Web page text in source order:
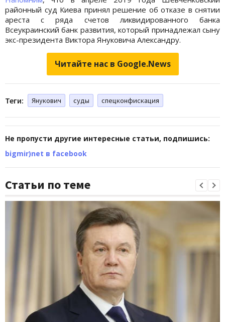
районный суд Киева принял решение об отказе в снятии
ареста с ряда счетов ликвидированного банка
Всеукраинский банк развития, который принадлежал сыну
экс-президента Виктора Януковича Александру.
Читайте нас в Google.News
Теги: Янукович суды спецконфискация
Не пропусти другие интересные статьи, подпишись:
bigmir)net в facebook
Статьи по теме